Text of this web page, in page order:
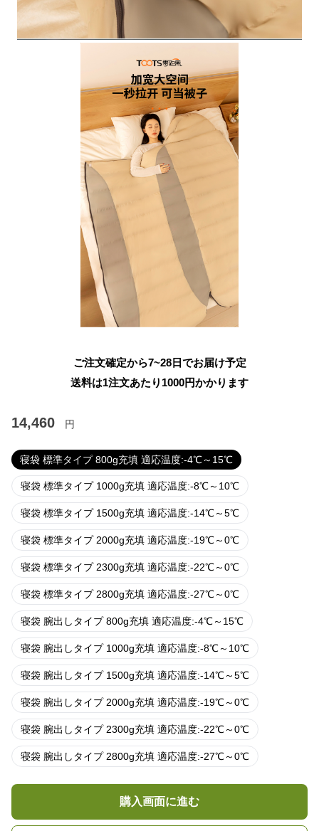
ご注文確定から7~28日でお届け予定
送料は1注文あたり 1000円かかります
14,460 円
寝袋 標準タイプ 800g充填 適応温度:-4℃～15℃
寝袋 標準タイプ 1000g充填 適応温度:-8℃～10℃
寝袋 標準タイプ 1500g充填 適応温度:-14℃～5℃
寝袋 標準タイプ 2000g充填 適応温度:-19℃～0℃
寝袋 標準タイプ 2300g充填 適応温度:-22℃～0℃
寝袋 標準タイプ 2800g充填 適応温度:-27℃～0℃
寝袋 腕出しタイプ 800g充填 適応温度:-4℃～15℃
寝袋 腕出しタイプ 1000g充填 適応温度:-8℃～10℃
寝袋 腕出しタイプ 1500g充填 適応温度:-14℃～5℃
寝袋 腕出しタイプ 2000g充填 適応温度:-19℃～0℃
寝袋 腕出しタイプ 2300g充填 適応温度:-22℃～0℃
寝袋 腕出しタイプ 2800g充填 適応温度:-27℃～0℃
購入画面に進む